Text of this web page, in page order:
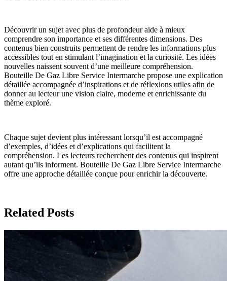
Découvrir un sujet avec plus de profondeur aide à mieux
comprendre son importance et ses différentes dimensions. Des
contenus bien construits permettent de rendre les informations plus
accessibles tout en stimulant l’imagination et la curiosité. Les idées
nouvelles naissent souvent d’une meilleure compréhension.
Bouteille De Gaz Libre Service Intermarche propose une explication
détaillée accompagnée d’inspirations et de réflexions utiles afin de
donner au lecteur une vision claire, moderne et enrichissante du
thème exploré.
Chaque sujet devient plus intéressant lorsqu’il est accompagné
d’exemples, d’idées et d’explications qui facilitent la
compréhension. Les lecteurs recherchent des contenus qui inspirent
autant qu’ils informent. Bouteille De Gaz Libre Service Intermarche
offre une approche détaillée conçue pour enrichir la découverte.
Related Posts